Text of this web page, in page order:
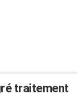
traitement